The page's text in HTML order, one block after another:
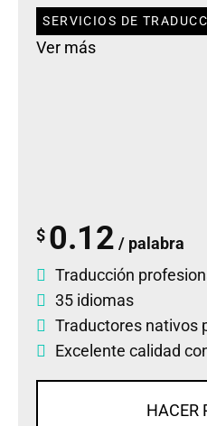
SERVICIOS DE
Ver más
$ 0.12 / palabra
Traducción
35 idiomas
Traductores nativos
Excelente calidad
HACER